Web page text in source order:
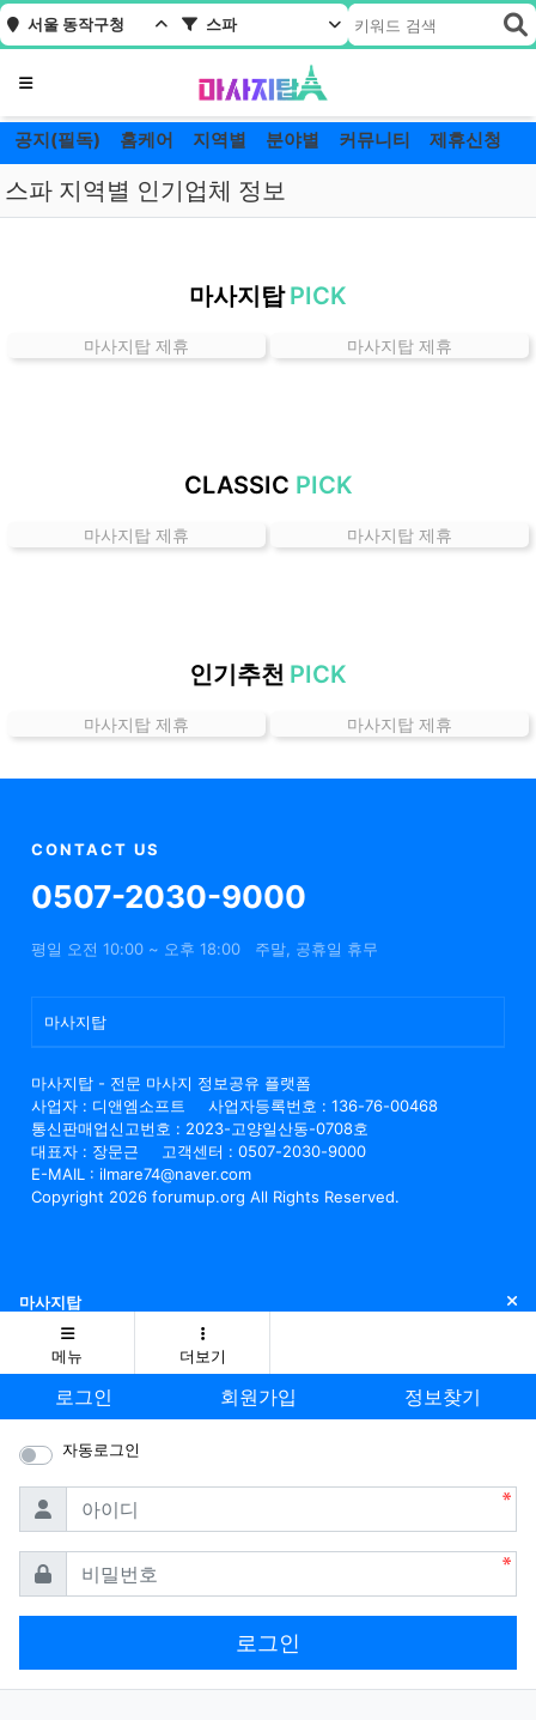
서울 동작구청 스파
메뉴
공지(필독) 홈케어 지역별 분야별 커뮤니티 제휴신청
스파 지역별 인기업체 정보
구
곳
인
보
마사지탑 PICK
마사지탑 제휴 마사지탑 제휴
CLASSIC PICK
마사지탑 제휴 마사지탑 제휴
인기추천 PICK
마사지탑 제휴 마사지탑 제휴
CONTACT US
0507-2030-9000
평일 오전 10:00 ~ 오후 18:00 주말, 공휴일 휴무
마사지탑
마사지탑 - 전문 마사지 정보공유 플랫폼
사업자 : 디앤엠소프트
사업자등록번호 : 136-76-00468
통신판매업신고번호 : 2023-고양일산동-0708호
대표자 : 장문근
고객센터 : 0507-2030-9000
E-MAIL : ilmare74@naver.com
Copyright 2026 forumup.org All Rights Reserved.
마사지탑 닫
메뉴 더보기
로그인 회원가입 정보찾기
자동로그인
아이디
비밀번호
로그인